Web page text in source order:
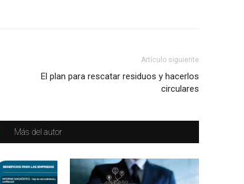
Artículo siguiente
El plan para rescatar residuos y hacerlos
circulares
Más del autor